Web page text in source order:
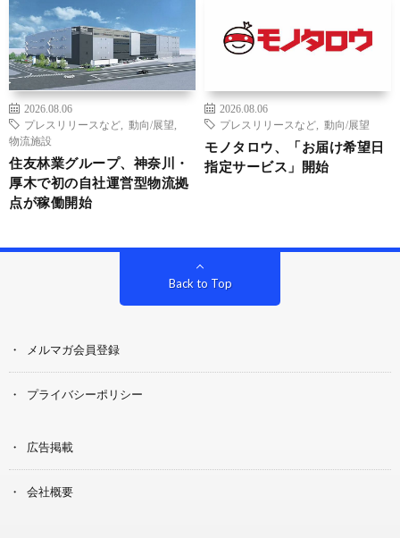
2026.08.06
プレスリリースなど
動向/展望
物流施設
住友林業グループ、神奈川・
厚木で初の自社運営型物流拠
点が稼働開始
2026.08.06
プレスリリースなど
動向/展望
モノタロウ、「お届け希望日
指定サービス」開始
Back to Top
メルマガ会員登録
プライバシーポリシー
広告掲載
会社概要